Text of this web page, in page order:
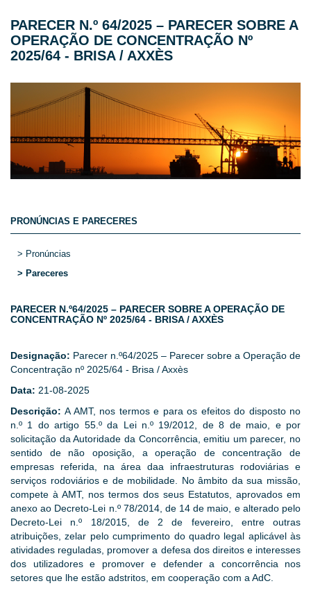
PARECER N.º 64/2025 – PARECER SOBRE A
OPERAÇÃO DE CONCENTRAÇÃO Nº
2025/64 - BRISA / AXXÈS
PRONÚNCIAS E PARECERES
> Pronúncias
> Pareceres
PARECER N.º64/2025 – PARECER SOBRE A OPERAÇÃO DE
CONCENTRAÇÃO Nº 2025/64 - BRISA / AXXÈS
Designação: Parecer n.º64/2025 – Parecer sobre a Operação de
Concentração nº 2025/64 - Brisa / Axxès
Data: 21-08-2025
Descrição:A AMT, nos termos e para os efeitos do disposto no
n.º 1 do artigo 55.º da Lei n.º 19/2012, de 8 de maio, e por
solicitação da Autoridade da Concorrência, emitiu um parecer, no
sentido de não oposição, a operação de concentração de
empresas referida, na área daa infraestruturas rodoviárias e
serviços rodoviários e de mobilidade. No âmbito da sua missão,
compete à AMT, nos termos dos seus Estatutos, aprovados em
anexo ao Decreto-Lei n.º 78/2014, de 14 de maio, e alterado pelo
Decreto-Lei n.º 18/2015, de 2 de fevereiro, entre outras
atribuições, zelar pelo cumprimento do quadro legal aplicável às
atividades reguladas, promover a defesa dos direitos e interesses
dos utilizadores e promover e defender a concorrência nos
setores que lhe estão adstritos, em cooperação com a AdC.